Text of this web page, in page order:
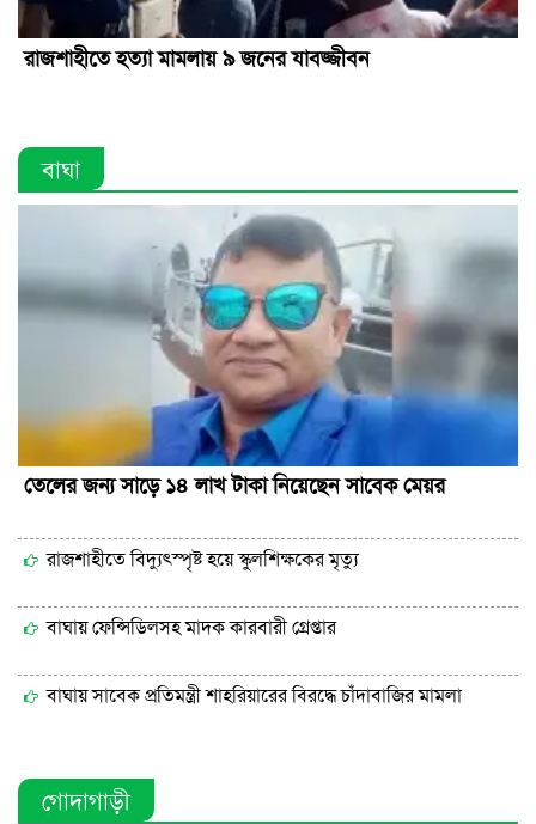
রাজশাহীতে হত্যা মামলায় ৯ জনের যাবজ্জীবন
বাঘা
তেলের জন্য সাড়ে ১৪ লাখ টাকা নিয়েছেন সাবেক মেয়র
রাজশাহীতে বিদ্যুৎস্পৃষ্ট হয়ে স্কুলশিক্ষকের মৃত্যু
বাঘায় ফেন্সিডিলসহ মাদক কারবারী গ্রেপ্তার
বাঘায় সাবেক প্রতিমন্ত্রী শাহরিয়ারের বিরদ্ধে চাঁদাবাজির মামলা
গোদাগাড়ী